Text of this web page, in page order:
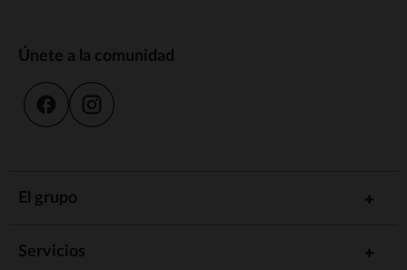
Únete a la comunidad
El grupo
Servicios